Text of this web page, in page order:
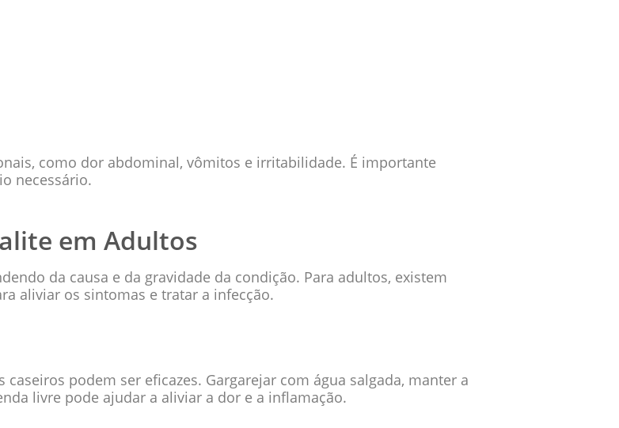
como dor abdominal, vômitos e irritabilidade. É importante
necessário.
em Adultos
da causa e da gravidade da condição. Para adultos, existem
aliviar os sintomas e tratar a infecção.
podem ser eficazes. Gargarejar com água salgada, manter a
livre pode ajudar a aliviar a dor e a inflamação.